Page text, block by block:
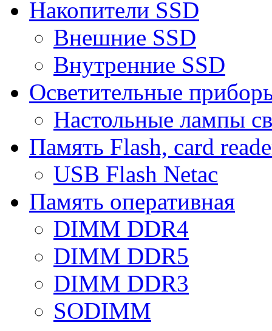
Накопители SSD
Внешние SSD
Внутренние SSD
Осветительные
Настольные лампы
Память Flash, card
USB Flash Netac
Память оперативная
DIMM DDR4
DIMM DDR5
DIMM DDR3
SODIMM